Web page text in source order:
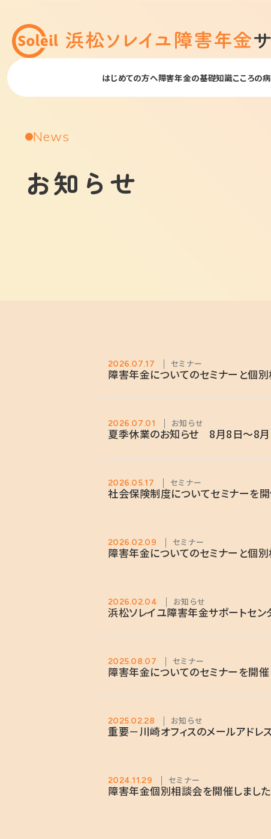
はじめての方へ障害年金の基礎知識こころの
News
お知らせ
2026.07.17 セミナー
障害年金についてのセミナーと個
2026.07.01 お知らせ
夏季休業のお知らせ 8月8日～8
2026.05.17 セミナー
社会保険制度についてセミナーを開
2026.02.09 セミナー
障害年金についてのセミナーと個
2026.02.04 お知らせ
浜松ソレイユ障害年金サポートセ
2025.08.07 セミナー
障害年金についてのセミナーを開催
2025.02.28 お知らせ
重要－川崎オフィスのメールアドレ
2024.11.29 セミナー
障害年金個別相談会を開催しました